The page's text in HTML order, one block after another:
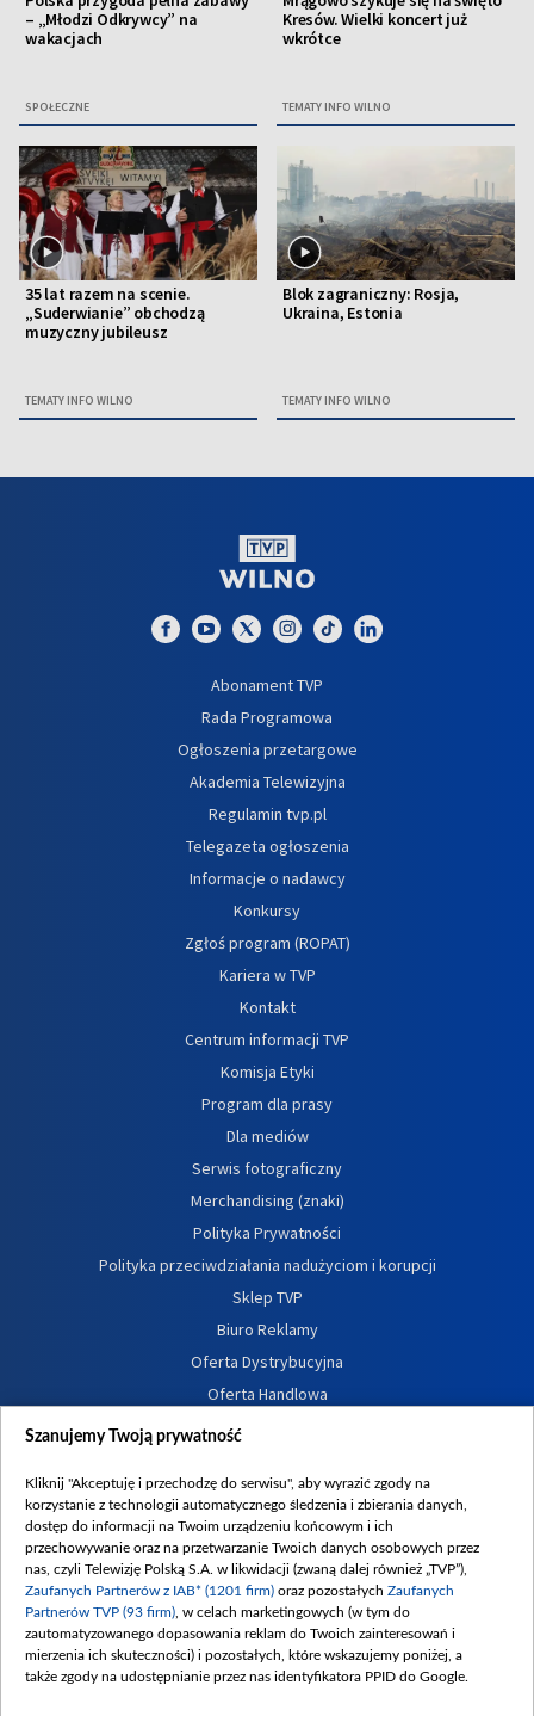
– „Młodzi Odkrywcy” na
wakacjach
SPOŁECZNE
Kresów. Wielki koncert już
wkrótce
TEMATY INFO WILNO
35 lat razem na scenie.
„Suderwianie” obchodzą
muzyczny jubileusz
TEMATY INFO WILNO
Blok zagraniczny: Rosja,
Ukraina, Estonia
TEMATY INFO WILNO
Abonament TVP
Rada Programowa
Ogłoszenia przetargowe
Akademia Telewizyjna
Regulamin tvp.pl
Telegazeta ogłoszenia
Informacje o nadawcy
Konkursy
Zgłoś program (ROPAT)
Kariera w TVP
Kontakt
Centrum informacji TVP
Komisja Etyki
Program dla prasy
Dla mediów
Serwis fotograficzny
Merchandising (znaki)
Polityka Prywatności
Polityka przeciwdziałania nadużyciom i korupcji
Sklep TVP
Biuro Reklamy
Oferta Dystrybucyjna
Oferta Handlowa
Dostępność
Procedura zgłoszeń wewnętrznych
Szanujemy Twoją prywatność
Kliknij "Akceptuję i przechodzę do serwisu", aby wyrazić zgody na
korzystanie z technologii automatycznego śledzenia i zbierania danych,
dostęp do informacji na Twoim urządzeniu końcowym i ich
przechowywanie oraz na przetwarzanie Twoich danych osobowych przez
nas, czyli Telewizję Polską S.A. w likwidacji (zwaną dalej również „TVP”),
Zaufanych Partnerów z IAB* (1201 firm) oraz pozostałych Zaufanych
Partnerów TVP (93 firm) , w celach marketingowych (w tym do
zautomatyzowanego dopasowania reklam do Twoich zainteresowań i
mierzenia ich skuteczności) i pozostałych, które wskazujemy poniżej, a
także zgody na udostępnianie przez nas identyfikatora PPID do Google.